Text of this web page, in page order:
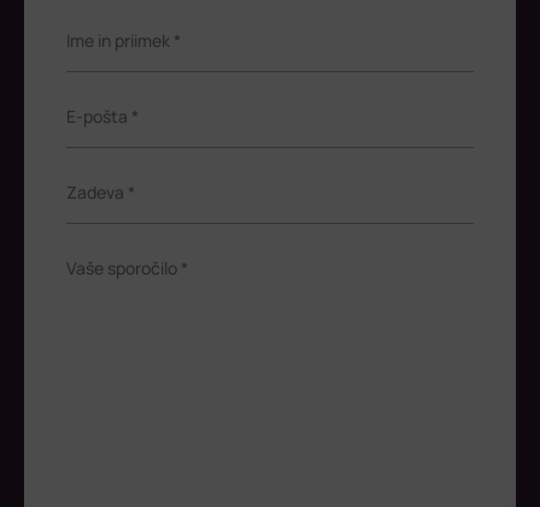
Ime in priimek *
E-pošta *
Zadeva *
Vaše sporočilo *